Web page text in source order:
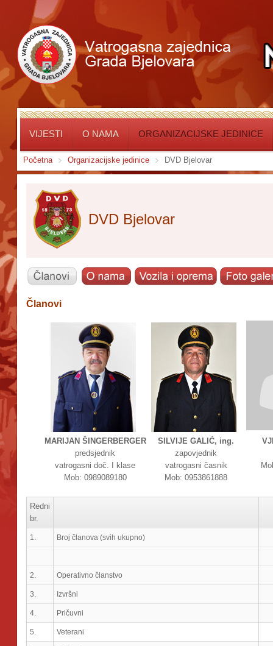
VIJESTI O NAMA ORGANIZACIJSKE JEDINICE
Početna Organizacijske jedinice DVD Bjelovar
DVD Bjelovar
Članovi
MARIJAN ŠINGERBERGER
predsjednik
vatrogasni doč. I klase
Mob: 0989089180
SILVIJE GALIĆ, ing.
zapovjednik
vatrogasni časnik
Mob: 0953861888
Redni
br.
1. Broj članova (svih ukupno)
2. Operativno članstvo
3. Izvršni
4. Pričuvni
5. Veterani